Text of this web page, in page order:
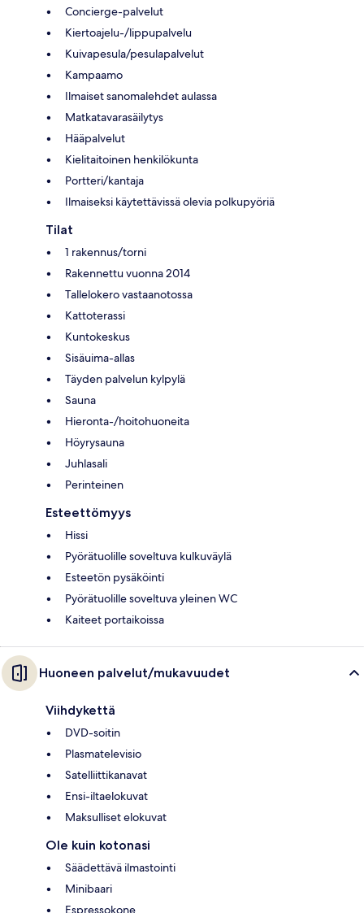
Concierge-palvelut
Kiertoajelu-/lippupalvelu
Kuivapesula/pesulapalvelut
Kampaamo
Ilmaiset sanomalehdet aulassa
Matkatavarasäilytys
Hääpalvelut
Kielitaitoinen henkilökunta
Portteri/kantaja
Ilmaiseksi käytettävissä olevia polkupyöriä
Tilat
1 rakennus/torni
Rakennettu vuonna 2014
Tallelokero vastaanotossa
Kattoterassi
Kuntokeskus
Sisäuima-allas
Täyden palvelun kylpylä
Sauna
Hieronta-/hoitohuoneita
Höyrysauna
Juhlasali
Perinteinen
Esteettömyys
Hissi
Pyörätuolille soveltuva kulkuväylä
Esteetön pysäköinti
Pyörätuolille soveltuva yleinen WC
Kaiteet portaikoissa
Huoneen palvelut/mukavuudet
Viihdykettä
DVD-soitin
Plasmatelevisio
Satelliittikanavat
Ensi-iltaelokuvat
Maksulliset elokuvat
Ole kuin kotonasi
Säädettävä ilmastointi
Minibaari
Espressokone